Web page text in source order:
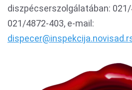
diszpécserszolgálatában:
021/4872-403, e-mail: